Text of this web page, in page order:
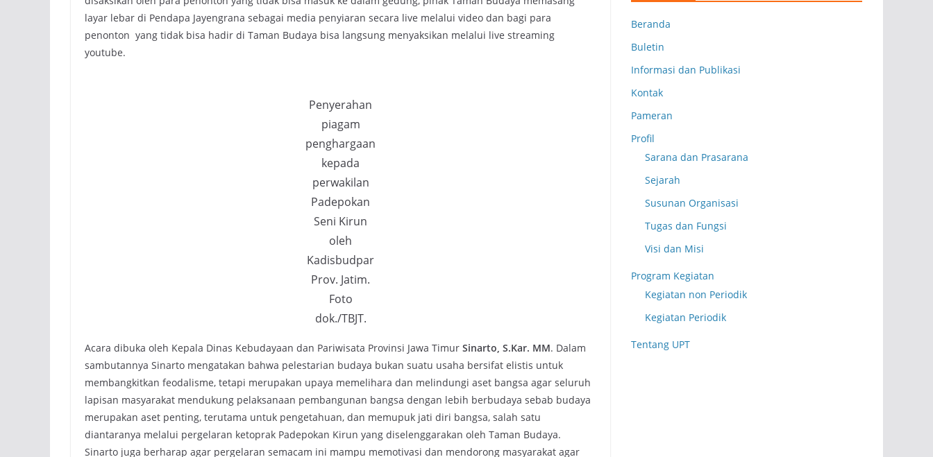
layar lebar di Pendapa Jayengrana sebagai media penyiaran secara live melalui video dan bagi para
penonton yang tidak bisa hadir di Taman Budaya bisa langsung menyaksikan melalui live streaming
youtube.
Penyerahan
piagam
penghargaan
kepada
perwakilan
Padepokan
Seni Kirun
oleh
Kadisbudpar
Prov. Jatim.
Foto
dok./TBJT.
Acara dibuka oleh Kepala Dinas Kebudayaan dan Pariwisata Provinsi Jawa Timur Sinarto, S.Kar. MM. Dalam
sambutannya Sinarto mengatakan bahwa pelestarian budaya bukan suatu usaha bersifat elistis untuk
membangkitkan feodalisme, tetapi merupakan upaya memelihara dan melindungi aset bangsa agar seluruh
lapisan masyarakat mendukung pelaksanaan pembangunan bangsa dengan lebih berbudaya sebab budaya
merupakan aset penting, terutama untuk pengetahuan, dan memupuk jati diri bangsa, salah satu
diantaranya melalui pergelaran ketoprak Padepokan Kirun yang diselenggarakan oleh Taman Budaya.
Sinarto juga berharap agar pergelaran semacam ini mampu memotivasi dan mendorong masyarakat agar
Beranda
Buletin
Informasi dan Publikasi
Kontak
Pameran
Profil
Sarana dan Prasarana
Sejarah
Susunan Organisasi
Tugas dan Fungsi
Visi dan Misi
Program Kegiatan
Kegiatan non Periodik
Kegiatan Periodik
Tentang UPT